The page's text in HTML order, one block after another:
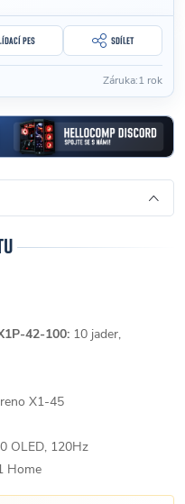
PES SDÍLET
Záruka:1 rok
42-100: 10 jader,
X1-45
OLED, 120Hz
Home